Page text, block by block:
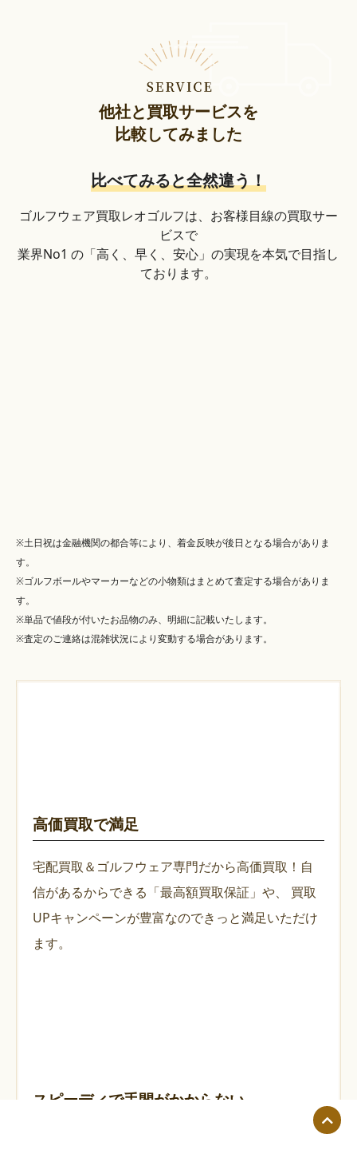
他社と買取サービスを
比較してみました
比べてみると全然違う！
ゴルフウェア買取レオゴルフは、お客様目線の買取サー
ビスで
業界No1 の「高く、早く、安心」の実現を本気で目指し
ております。
※土日祝は金融機関の都合等により、着金反映が後日となる場合がありま
す。
※ゴルフボールやマーカーなどの小物類はまとめて査定する場合がありま
す。
※単品で値段が付いたお品物のみ、明細に記載いたします。
※査定のご連絡は混雑状況により変動する場合があります。
高価買取で満足
宅配買取＆ゴルフウェア専門だから高価買取！自
信があるからできる「最高額買取保証」や、
買取
UPキャンペーンが豊富なのできっと満足いただけ
ます。
スピーディで手間がかからない